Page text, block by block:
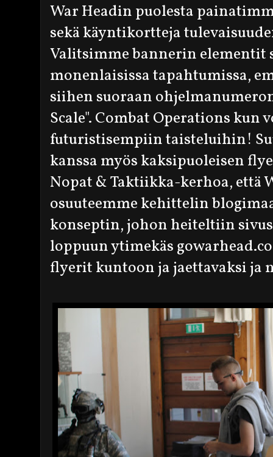
War Headin puolesta
sekä käyntikortteja
Valitsimme bannerin elementit
monenlaisissa tapahtumissa,
siihen suoraan
Scale". Combat Operations kun
futuristisempiin taisteluihin!
kanssa myös kaksipuoleisen
Nopat & Taktiikka-kerhoa, että
osuuteemme kehittelin
konseptin, johon heiteltiin
loppuun ytimekäs
flyerit kuntoon ja jaettavaksi ja